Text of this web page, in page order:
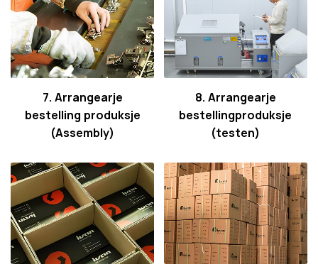
7. Arrangearje
bestelling produksje
(Assembly)
8. Arrangearje
bestellingproduksje
(testen)